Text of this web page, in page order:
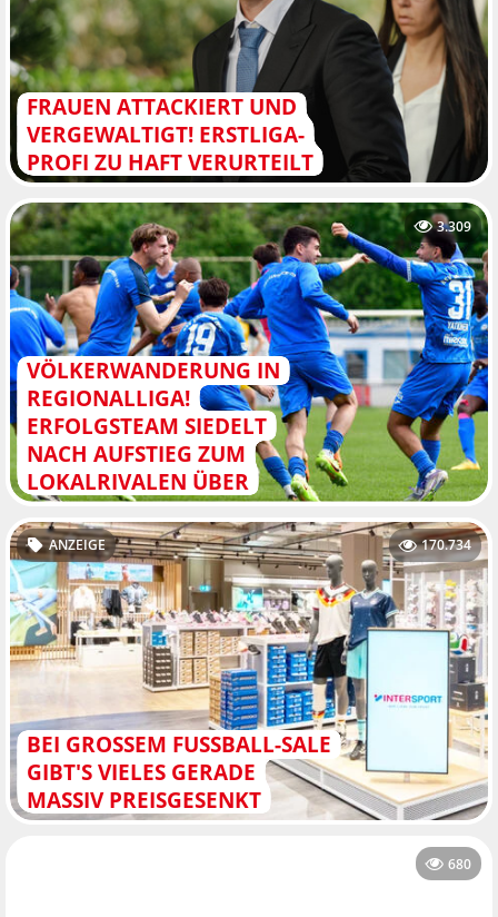
FRAUEN ATTACKIERT UND
VERGEWALTIGT! ERSTLIGA-
PROFI ZU HAFT VERURTEILT
VÖLKERWANDERUNG IN
REGIONALLIGA!
ERFOLGSTEAM SIEDELT
NACH AUFSTIEG ZUM
LOKALRIVALEN ÜBER
3.309
BEI GROSSEM FUSSBALL-SALE GI
BT'S VIELES GERADE MA
SSIV PREISGESENKT
ANZEIGE 170.734
680